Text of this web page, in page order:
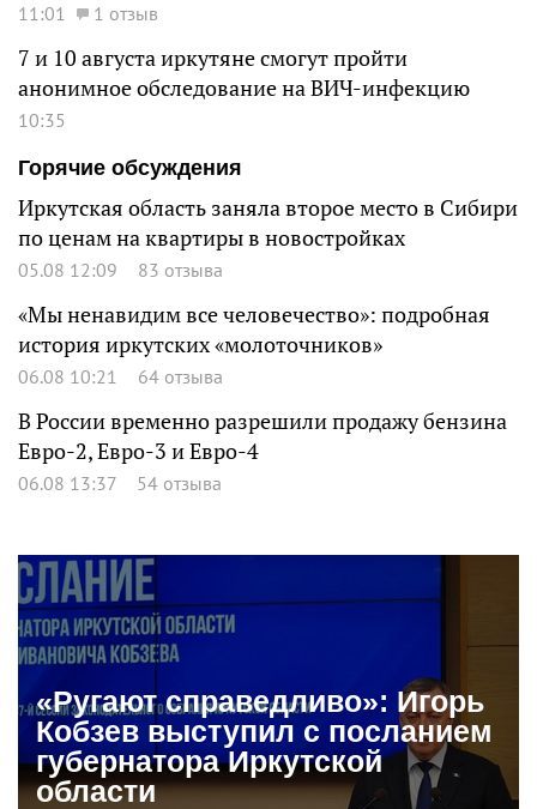
11:01 1 отзыв
7 и 10 августа иркутяне смогут пройти
анонимное обследование на ВИЧ-инфекцию
10:35
Горячие обсуждения
Иркутская область заняла второе место в Сибири
по ценам на квартиры в новостройках
05.08 12:09 83 отзыва
«Мы ненавидим все человечество»: подробная
история иркутских «молоточников»
06.08 10:21 64 отзыва
В России временно разрешили продажу бензина
Евро-2, Евро-3 и Евро-4
06.08 13:37 54 отзыва
«Ругают справедливо»: Игорь
Кобзев выступил с посланием
губернатора Иркутской
области